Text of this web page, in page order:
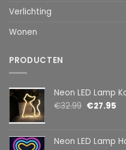
Verlichting
Wonen
PRODUCTEN
Neon LED Lamp Kat – Warm Wit –
€32.99 €27.95
Neon LED Lamp Hart – Multicolor – USB